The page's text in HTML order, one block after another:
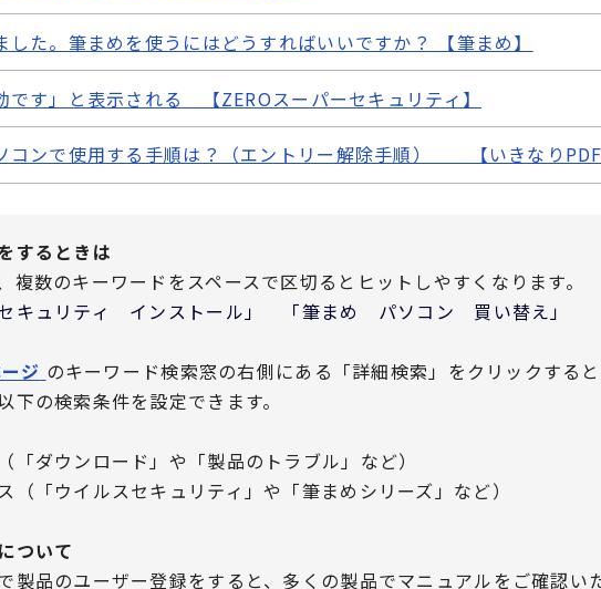
した。筆まめを使うにはどうすればいいですか？ 【筆まめ】
です」と表示される 【ZEROスーパーセキュリティ】
コンで使用する手順は？（エントリー解除手順） 【いきなり
するときは
複数のキーワードをスペースで区切るとヒットしやすくなります。
キュリティ インストール」 「筆まめ パソコン 買い替え」
ジ のキーワード検索窓の右側にある「詳細検索」をクリックする
下の検索条件を設定できます。
「ダウンロード」や「製品のトラブル」など）
（「ウイルスセキュリティ」や「筆まめシリーズ」など）
ついて
製品のユーザー登録をすると、多くの製品でマニュアルをご確認い